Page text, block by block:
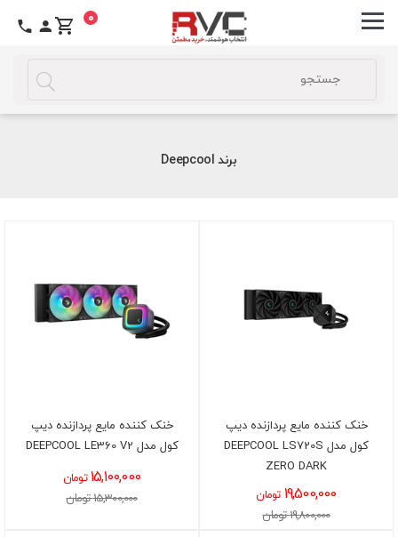
0
برند Deepcool
خنک کننده مایع پردازنده دیپ
کول مدل DEEPCOOL LS720S
ZERO DARK
19,500,000 تومان
19,800,000 تومان
خنک کننده مایع پردازنده دیپ
کول مدل DEEPCOOL LE360 V2
15,100,000 تومان
15,300,000 تومان